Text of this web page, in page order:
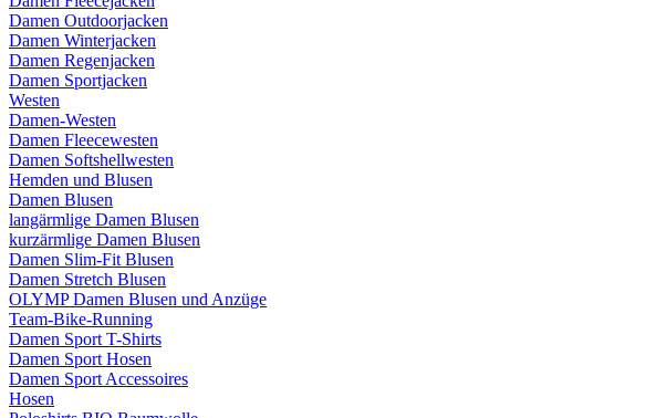
Damen Outdoorjacken
Damen Winterjacken
Damen Regenjacken
Damen Sportjacken
Westen
Damen-Westen
Damen Fleecewesten
Damen Softshellwesten
Hemden und Blusen
Damen Blusen
langärmlige Damen Blusen
kurzärmlige Damen Blusen
Damen Slim-Fit Blusen
Damen Stretch Blusen
OLYMP Damen Blusen und Anzüge
Team-Bike-Running
Damen Sport T-Shirts
Damen Sport Hosen
Damen Sport Accessoires
Hosen